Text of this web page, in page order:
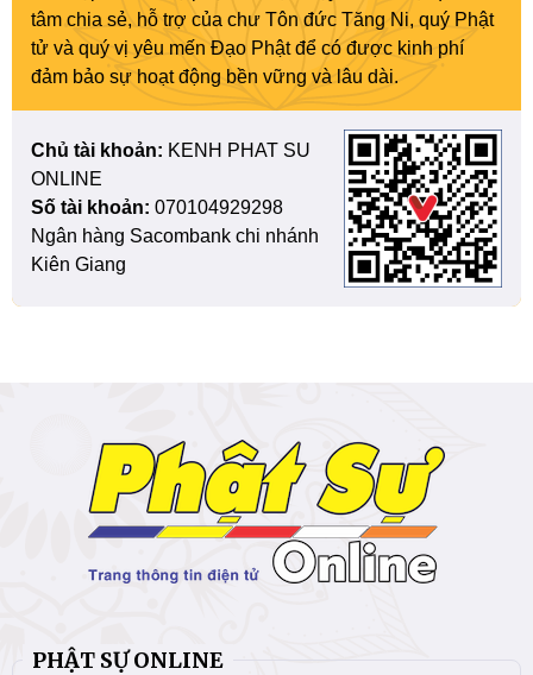
tâm chia sẻ, hỗ trợ của chư Tôn đức Tăng Ni, quý Phật
tử và quý vị yêu mến Đạo Phật để có được kinh phí
đảm bảo sự hoạt động bền vững và lâu dài.
Chủ tài khoản: KENH PHAT SU
ONLINE
Số tài khoản: 070104929298
Ngân hàng Sacombank chi nhánh
Kiên Giang
PHẬT SỰ ONLINE